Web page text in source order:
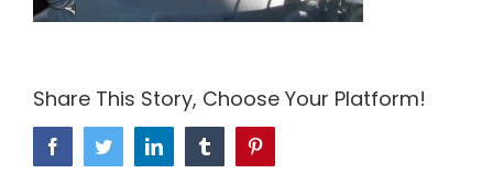
Share This Story, Choose Your Platform!
FacebookTwitterLinkedIn Tumblr